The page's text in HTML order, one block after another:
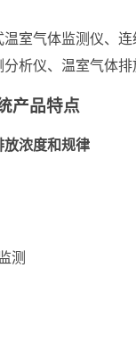
室气体监测仪、
析仪、温室气体排
产品特点
浓度和规律
测